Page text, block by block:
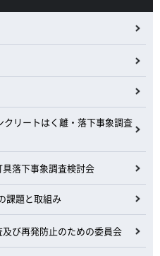
リートはく離・落下事象調査
落下事象調査検討会
課題と取組み
び再発防止のための委員会